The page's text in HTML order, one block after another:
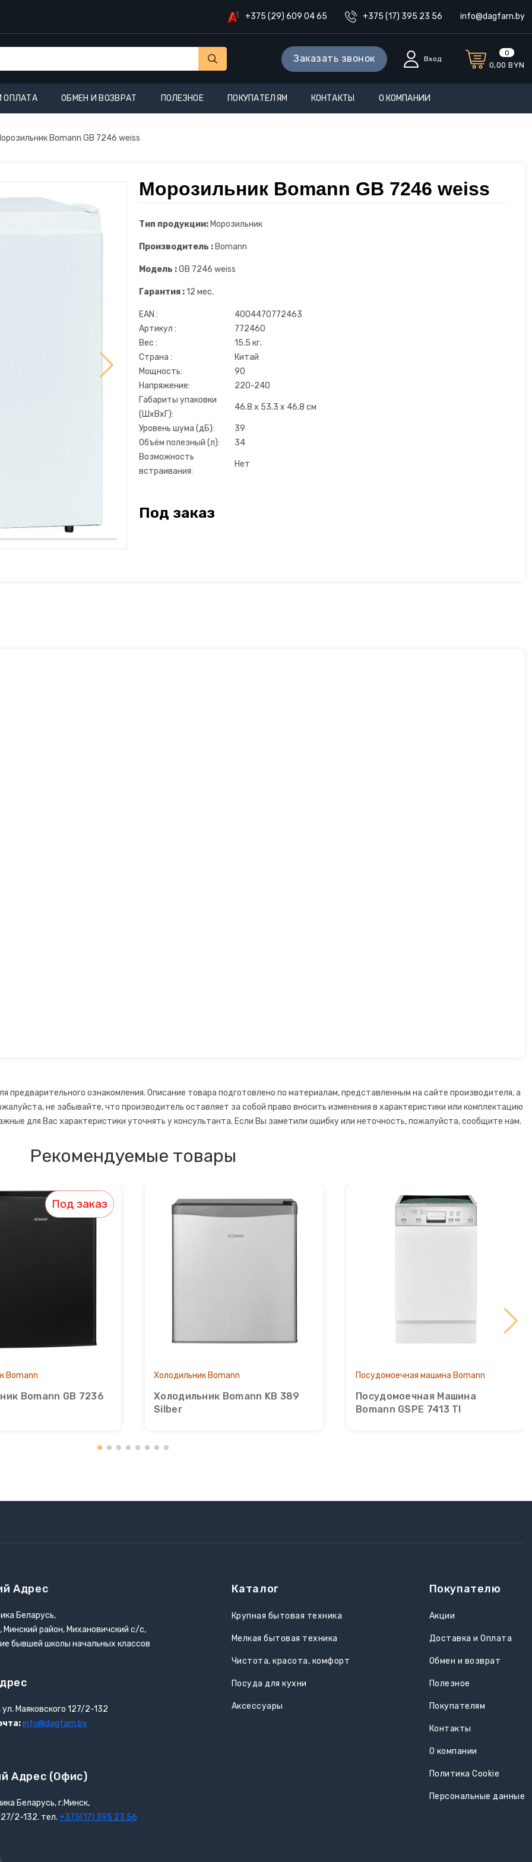
+375 (29) 609 04 65 +375 (17) 395 23 56 info@dagfarn.by
Заказать звонок Вход
0
0,00 BYN
ОПЛАТА ОБМЕН И ВОЗВРАТ ПОЛЕЗНОЕ ПОКУПАТЕЛЯМ КОНТАКТЫ О КОМПАНИИ
Bomann GB 7246 weiss
Морозильник Bomann GB 7246 weiss
Тип продукции: Морозильник
Производитель : Bomann
Модель :GB 7246 weiss
Гарантия :12 мес.
EAN :
4004470772463
Артикул :
772460
Вес :
15.5 кг.
Страна :
Китай
Мощность:
90
Напряжение:
220-240
Габариты упаковки
(ШхВхГ):
46.8 х 53.3 x 46.8 см
Уровень шума (дБ):
39
Объём полезный (л):
34
Возможность
встраивания:
Нет
Под заказ
предварительного ознакомления. Описание товара подготовлено по материалам, представленным на сайте производителя, а
не забывайте, что производитель оставляет за собой право вносить изменения в характеристики или комплектацию
для Вас характеристики уточнять у консультанта. Если Вы заметили ошибку или неточность, пожалуйста, сообщите нам.
Рекомендуемые товары
Под заказ
Bomann
Bomann GB 7236
Холодильник Bomann
Холодильник Bomann KB 389
Silber
Посудомоечная машина Bomann
Посудомоечная Машина
Bomann GSPE 7413 TI
Адрес
Беларусь,
Минский район, Михановичский с/с,
бывшей школы начальных классов
Маяковского 127/2-132
info@dagfarn.by
Адрес (офис)
Беларусь, г.Минск,
2-132. тел. +375(17) 395 23 56
Каталог
Крупная бытовая техника
Мелкая бытовая техника
Чистота, красота, комфорт
Посуда для кухни
Аксессуары
Покупателю
Акции
Доставка и Оплата
Обмен и возврат
Полезное
Покупателям
Контакты
О компании
Политика Cookie
Персональные данные